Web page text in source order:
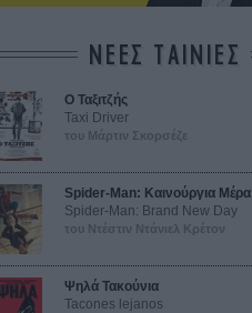
ΝΕΕΣ ΤΑΙΝΙΕΣ
O Ταξιτζής
Taxi Driver
του Μάρτιν Σκορσέζε
Spider-Man: Καινούργια Μέρα
Spider-Man: Brand New Day
του Ντέστιν Ντάνιελ Κρέτον
Ψηλά Τακούνια
Tacones lejanos